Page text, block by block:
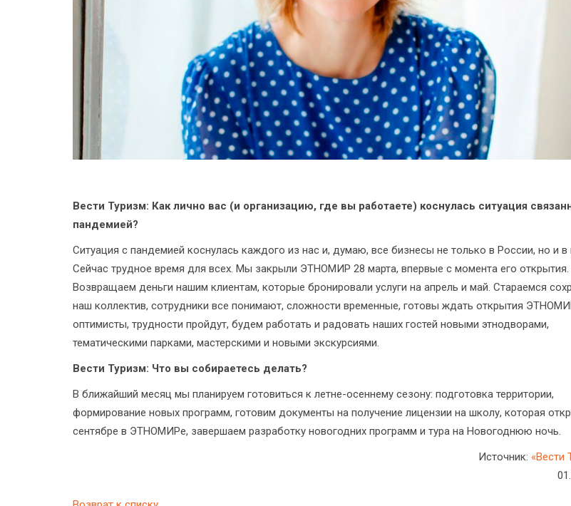
Вести Туризм: Как лично вас (и организацию, где вы работаете) коснулась ситуация
пандемией?
Ситуация с пандемией коснулась каждого из нас и, думаю, все бизнесы не только в России, но и в
Сейчас трудное время для всех. Мы закрыли ЭТНОМИР 28 марта, впервые с момента его открытия.
Возвращаем деньги нашим клиентам, которые бронировали услуги на апрель и май. Стараемся
наш коллектив, сотрудники все понимают, сложности временные, готовы ждать открытия
оптимисты, трудности пройдут, будем работать и радовать наших гостей новыми этнодворами,
тематическими парками, мастерскими и новыми экскурсиями.
Вести Туризм: Что вы собираетесь делать?
В ближайший месяц мы планируем готовиться к летне-осеннему сезону: подготовка территории,
формирование новых программ, готовим документы на получение лицензии на школу, которая
сентябре в ЭТНОМИРе, завершаем разработку новогодних программ и тура на Новогоднюю ночь.
Источник: «Вести